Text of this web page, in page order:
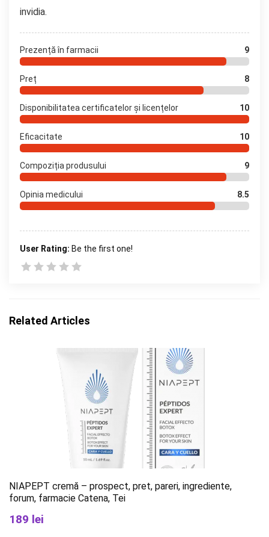
invidia.
Prezență în farmacii 9
Preț 8
Disponibilitatea certificatelor și licențelor 10
Eficacitate 10
Compoziția produsului 9
Opinia medicului 8.5
User Rating: Be the first one!
Related Articles
NIAPEPT cremă – prospect, pret, pareri, ingrediente,
forum, farmacie Catena, Tei
189 lei